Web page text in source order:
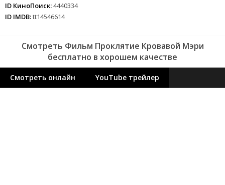
ID КиноПоиск:4440334
ID IMDB:tt14546614
Смотреть Фильм Проклятие Кровавой Мэри
бесплатно в хорошем качестве
Смотреть онлайн YouTube трейлер